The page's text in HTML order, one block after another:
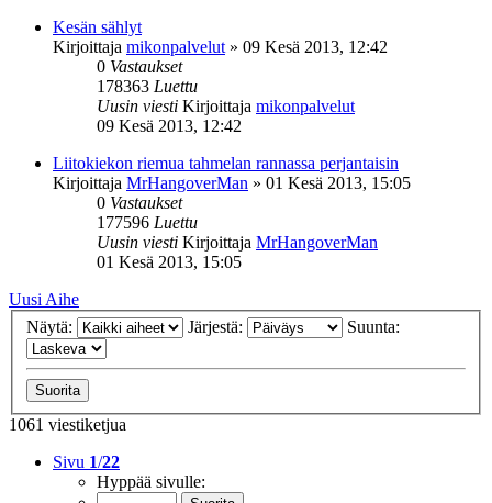
Kesän sählyt
Kirjoittaja mikonpalvelut » 09 Kesä 2013, 12:42
0 Vastaukset
178363 Luettu
Uusin viesti Kirjoittaja mikonpalvelut
09 Kesä 2013, 12:42
Liitokiekon riemua tahmelan rannassa perjantaisin
Kirjoittaja MrHangoverMan » 01 Kesä 2013, 15:05
0 Vastaukset
177596 Luettu
Uusin viesti Kirjoittaja MrHangoverMan
01 Kesä 2013, 15:05
Uusi Aihe
Näytä:
Järjestä: Suunta:
1061 viestiketjua
Sivu 1/22
Hyppää sivulle: